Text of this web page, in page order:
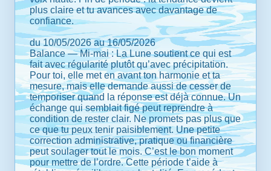
plus claire et tu avances avec davantage de
confiance.
du 10/05/2026 au 16/05/2026
Balance — Mi-mai : La Lune soutient ce qui est
fait avec régularité plutôt qu’avec précipitation.
Pour toi, elle met en avant ton harmonie et ta
mesure, mais elle demande aussi de cesser de
temporiser quand la réponse est déjà connue. Un
échange qui semblait figé peut reprendre à
condition de rester clair. Ne promets pas plus que
ce que tu peux tenir paisiblement. Une petite
correction administrative, pratique ou financière
peut soulager tout le mois. C’est le bon moment
pour mettre de l’ordre. Cette période t’aide à